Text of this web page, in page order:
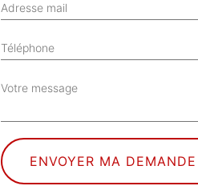
Adresse mail
Téléphone
Votre message